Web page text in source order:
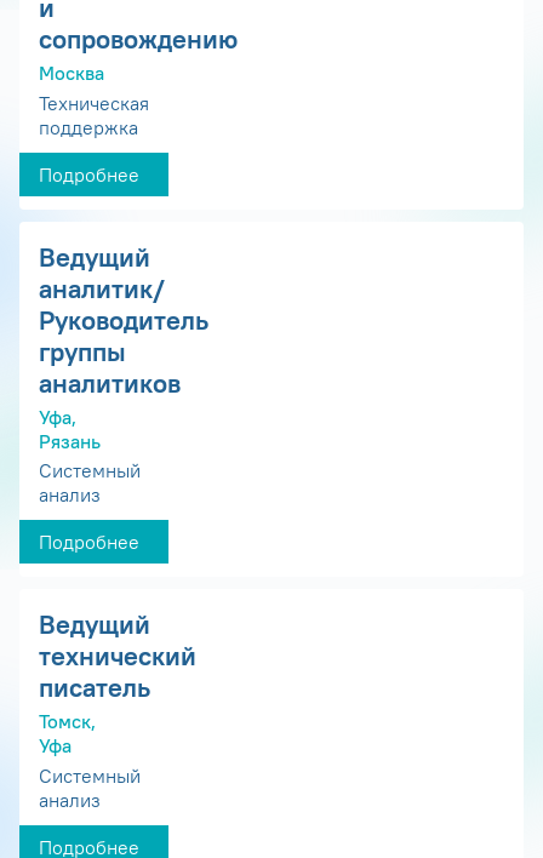
и
сопровождению
Москва
Техническая
поддержка
Подробнее
Ведущий
аналитик/
Руководитель
группы
аналитиков
Уфа,
Рязань
Системный
анализ
Подробнее
Ведущий
технический
писатель
Томск,
Уфа
Системный
анализ
Подробнее